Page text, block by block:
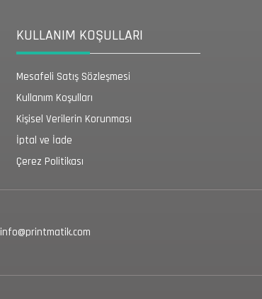
KULLANIM KOŞULLARI
Mesafeli Satış Sözleşmesi
Kullanım Koşulları
Kişisel Verilerin Korunması
İptal ve İade
Çerez Politikası
info@printmatik.com